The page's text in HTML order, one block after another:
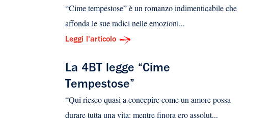
“Cime tempestose” è un romanzo indimenticabile che
affonda le sue radici nelle emozioni...
Leggi l'articolo
La 4BT legge “Cime
Tempestose”
“Qui riesco quasi a concepire come un amore possa
durare tutta una vita: mentre finora ero assolut...